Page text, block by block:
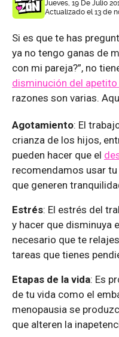
Jueves, 19 De Julio
Actualizado el 13 de
Si es que te has
ya no tengo ganas de
con mi pareja?”, no
disminución del apetito
razones son varias.
Agotamiento: El
crianza de los hijos,
pueden hacer que el
recomendamos usar
que generen
Estrés: El estrés del
y hacer que disminuya
necesario que te
tareas que tienes
Etapas de la vida: Es
de tu vida como el
menopausia se
que alteren la